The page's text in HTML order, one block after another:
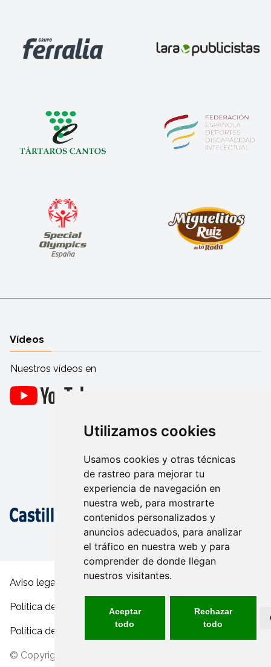
Utilizamos cookies
Usamos cookies y otras técnicas
de rastreo para mejorar tu
experiencia de navegación en
nuestra web, para mostrarte
contenidos personalizados y
anuncios adecuados, para analizar
el tráfico en nuestra web y para
comprender de donde llegan
nuestros visitantes.
Aceptar
todo
Rechazar
todo
Vídeos
Nuestros vídeos en
Aviso legal y condiciones de uso
Política de privacidad
Política de cookies
© Copyright 2026 - FECAM inclusivo